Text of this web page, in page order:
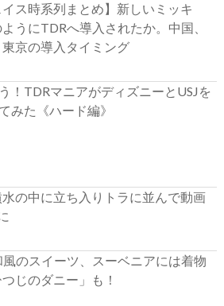
ス時系列まとめ】新しいミッキ
うにTDRへ導入されたか。中国、
京の導入タイミング
！TDRマニアがディズニーとUSJを
みた《ハード編》
の中に立ち入りトラに並んで動画
のスイーツ、スーベニアには着物
じのダニー」も！